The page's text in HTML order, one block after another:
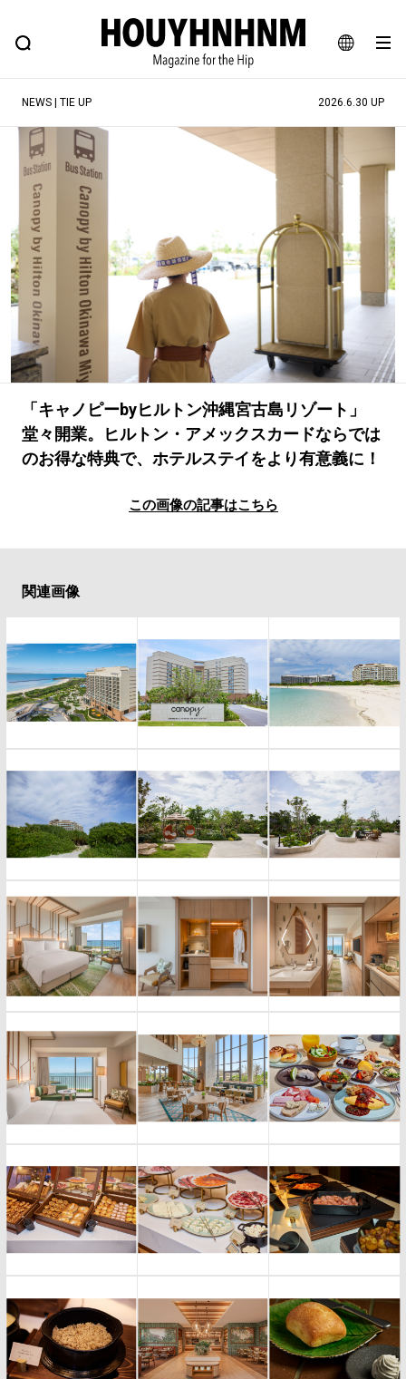
JA
EN
FEATURE BLOG SNAP
ヒップなファッション、カルチャー、ライフスタイルWEBマガジン
#注目のタグ
#SHOPPING ADDICT
#ESSENTIAL DESIGNS #古着サミット
#NEW VINTAGE #マイナーグッド図鑑
#路地裏てぃーん。 #MONTHLY JOURNAL
#GH 銘品の所以 #フイナムのYouTube
#Commune H #FOCUS IT #AH.H
#ととけん #FASHION #MUSIC #MOVIE
#LIFESTYLE #SNEAKER #OUTDOOR
#SPORTS #HANDSOME HANDBOOK
NEWS | TIE UP 2026.6.30 UP
「キャノピーbyヒルトン沖縄宮古島リゾート」
堂々開業。ヒルトン・アメックスカードならでは
のお得な特典で、ホテルステイをより有意義に！
この画像の記事はこちら
関連画像